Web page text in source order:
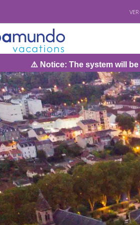
system will be under